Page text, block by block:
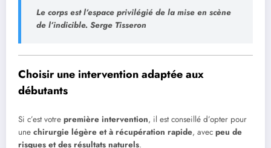
Le corps est l’espace privilégié de la mise en scène
de l’indicible. Serge Tisseron
Choisir une intervention adaptée aux
débutants
Si c’est votre première intervention, il est conseillé d’opter pour
une chirurgie légère et à récupération rapide, avec peu de
risques et des résultats naturels.